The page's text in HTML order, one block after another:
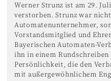
Werner Strunz ist am 29.
verstorben. Strunz war
Automatenunternehmer,
Vorstandsmitglied und
Bayerischen Automaten-
ihn in einem Rundschreiben
Persönlichkeit, die den
mit außergewöhnlichem